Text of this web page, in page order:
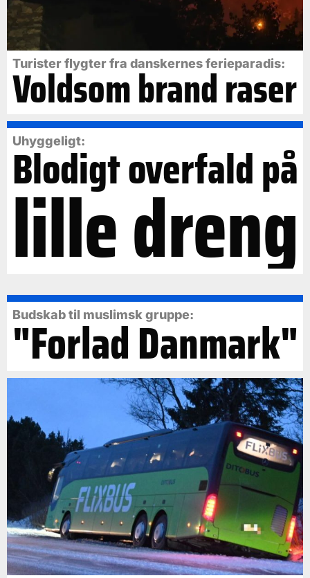
Turister flygter fra danskernes ferieparadis:
Voldsom brand raser
Uhyggeligt:
Blodigt overfald på
lille dreng
Budskab til muslimsk gruppe:
"Forlad Danmark"